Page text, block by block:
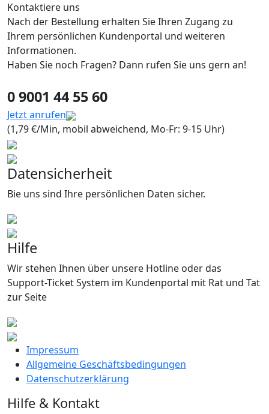
Kontaktiere uns
Nach der Bestellung erhalten Sie Ihren Zugang zu
Ihrem persönlichen Kundenportal und weiteren
Informationen.
Haben Sie noch Fragen? Dann rufen Sie uns gern an!
0 9001 44 55 60
Jetzt anrufen
(1,79 €/Min, mobil abweichend, Mo-Fr: 9-15 Uhr)
Datensicherheit
Bie uns sind Ihre persönlichen Daten sicher.
Hilfe
Wir stehen Ihnen über unsere Hotline oder das
Support-Ticket System im Kundenportal mit Rat und Tat
zur Seite
Impressum
Allgemeine Geschäftsbedingungen
Datenschutzerklärung
Hilfe & Kontakt